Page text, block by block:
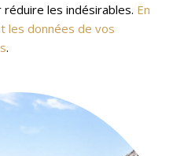
les indésirables. En
les données de vos
.